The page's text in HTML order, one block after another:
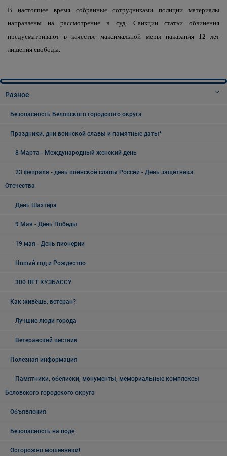
В настоящее время собранные сотрудниками полиции материалы
направлены на рассмотрение в суд. Санкции статьи обвинения
предусматривают в качестве максимальной меры наказания 12 лет
лишения свободы.
Разное
Безопасность Беловского городского округа
Праздники, дни воинской славы и памятные даты*
8 Марта - Международный женский день
23 февраля - день воинской славы России - День защитника
Отечества
День Шахтёра
9 Мая - День Победы
19 мая - День пионерии
Новый год и Рождество
300 ЛЕТ КУЗБАССУ
Как живёшь, ветеран?
Лучшие люди города
Ветеранский вестник
Полезная информация
Памятники, обелиски, монументы, мемориальные комплексы
Беловского городского округа
Объявления
Безопасность на воде
Осторожно мошенники!